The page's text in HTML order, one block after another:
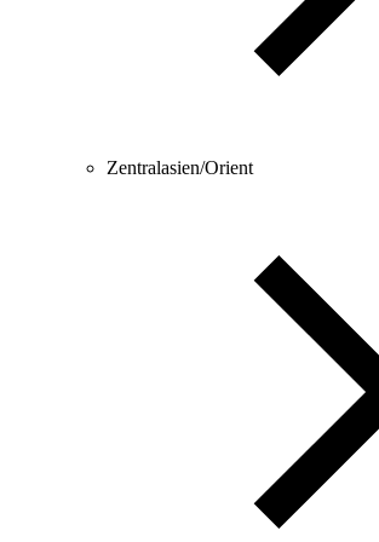
Zentralasien/Orient